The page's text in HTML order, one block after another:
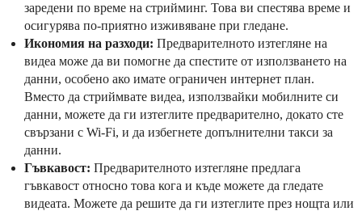
заредени по време на стрийминг. Това ви спестява време и
осигурява по-приятно изживяване при гледане.
Икономия на разходи: Предварителното изтегляне на
видеа може да ви помогне да спестите от използването на
данни, особено ако имате ограничен интернет план.
Вместо да стриймвате видеа, използвайки мобилните си
данни, можете да ги изтеглите предварително, докато сте
свързани с Wi-Fi, и да избегнете допълнителни такси за
данни.
Гъвкавост: Предварителното изтегляне предлага
гъвкавост относно това кога и къде можете да гледате
видеата. Можете да решите да ги изтеглите през нощта или